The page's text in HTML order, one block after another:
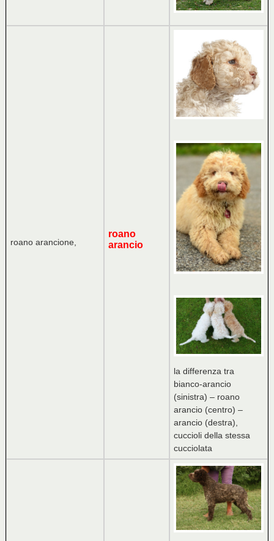
roano arancione,
roano
arancio
la differenza tra
bianco-arancio
(sinistra) – roano
arancio (centro) –
arancio (destra),
cuccioli della stessa
cucciolata